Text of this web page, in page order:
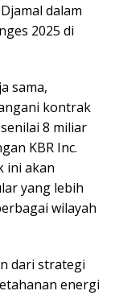
dalam
2025 di
sama,
kontrak
8 miliar
KBR Inc.
ini akan
yang lebih
wilayah
dari strategi
energi